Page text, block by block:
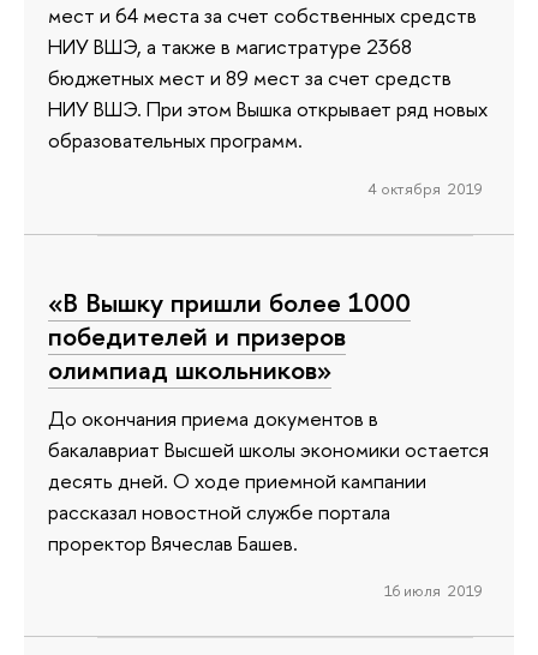
мест и 64 места за счет собственных средств
НИУ ВШЭ, а также в магистратуре 2368
бюджетных мест и 89 мест за счет средств
НИУ ВШЭ. При этом Вышка открывает ряд новых
образовательных программ.
4 октября 2019
«В Вышку пришли более 1000
победителей и призеров
олимпиад школьников»
До окончания приема документов в
бакалавриат Высшей школы экономики остается
десять дней. О ходе приемной кампании
рассказал новостной службе портала
проректор Вячеслав Башев.
16 июля 2019